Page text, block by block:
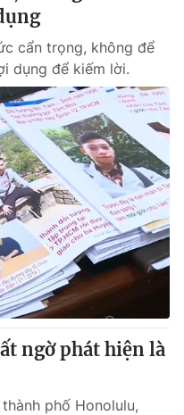
cẩn trọng, không để
dụng để kiếm lời.
ngờ phát hiện là
phố Honolulu,